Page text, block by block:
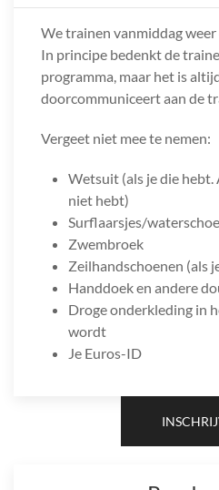
We trainen vanmiddag
In principe bedenkt de
programma, maar het is
doorcommuniceert aan de
Vergeet niet mee te nemen:
Wetsuit (als je die hebt.
niet hebt)
Surflaarsjes/
Zwembroek
Zeilhandschoenen (als
Handdoek en andere
Droge onderkleding in
wordt
Je Euros-ID